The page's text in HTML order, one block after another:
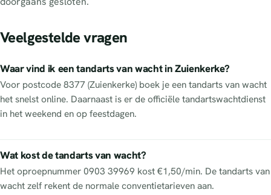
Veelgestelde vragen
Waar vind ik een tandarts van wacht in Zuienkerke?
Voor postcode 8377 (Zuienkerke) boek je een tandarts van wacht
het snelst online. Daarnaast is er de officiële tandartswachtdienst
in het weekend en op feestdagen.
Wat kost de tandarts van wacht?
Het oproepnummer 0903 39969 kost €1,50/min. De tandarts van
wacht zelf rekent de normale conventietarieven aan.